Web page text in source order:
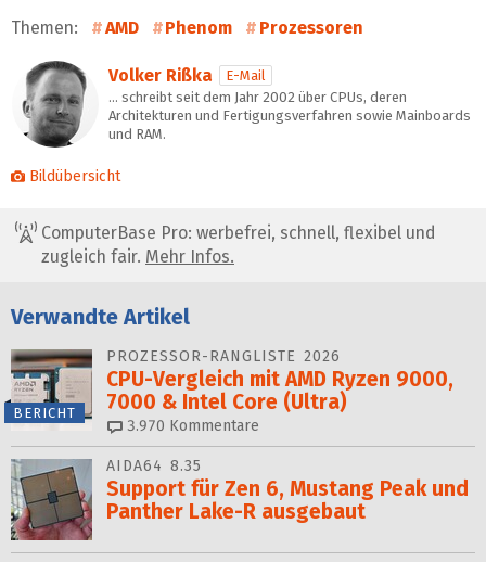
Themen: AMD Phenom Prozessoren
Volker Rißka
E-Mail
… schreibt seit dem Jahr 2002 über CPUs, deren
Architekturen und Fertigungsverfahren sowie Mainboards
und RAM.
Bildübersicht
ComputerBase Pro: werbefrei, schnell, flexibel und
zugleich fair. Mehr Infos.
Verwandte Artikel
BERICHT
PROZESSOR-RANGLISTE 2026
CPU-Vergleich mit AMD Ryzen 9000,
7000 & Intel Core (Ultra)
3.970 Kommentare
AIDA64 8.35
Support für Zen 6, Mustang Peak und
Panther Lake-R ausgebaut